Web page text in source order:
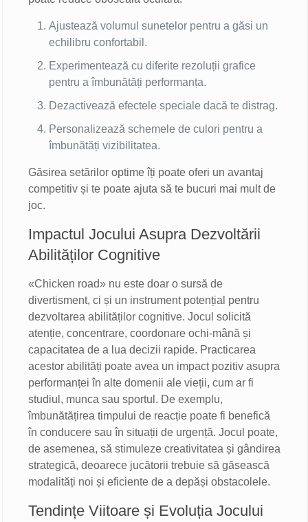
Ajustează volumul sunetelor pentru a găsi un
echilibru confortabil.
Experimentează cu diferite rezoluții grafice
pentru a îmbunătăți performanța.
Dezactivează efectele speciale dacă te distrag.
Personalizează schemele de culori pentru a
îmbunătăți vizibilitatea.
Găsirea setărilor optime îți poate oferi un avantaj
competitiv și te poate ajuta să te bucuri mai mult de
joc.
Impactul Jocului Asupra Dezvoltării
Abilităților Cognitive
«Chicken road» nu este doar o sursă de
divertisment, ci și un instrument potențial pentru
dezvoltarea abilităților cognitive. Jocul solicită
atenție, concentrare, coordonare ochi-mână și
capacitatea de a lua decizii rapide. Practicarea
acestor abilități poate avea un impact pozitiv asupra
performanței în alte domenii ale vieții, cum ar fi
studiul, munca sau sportul. De exemplu,
îmbunătățirea timpului de reacție poate fi benefică
în conducere sau în situații de urgență. Jocul poate,
de asemenea, să stimuleze creativitatea și gândirea
strategică, deoarece jucătorii trebuie să găsească
modalități noi și eficiente de a depăși obstacolele.
Tendințe Viitoare și Evoluția Jocului